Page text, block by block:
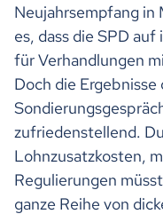
Neujahrsempfang in
es, dass die SPD
für Verhandlungen
Doch die Ergebnisse
zufriedenstellend.
Lohnzusatzkosten,
Regulierungen
ganze Reihe von